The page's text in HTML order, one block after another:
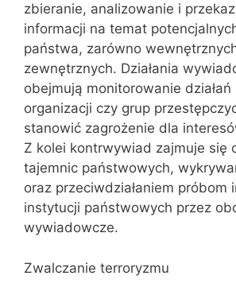
zbieranie, analizowanie i
informacji na temat
państwa, zarówno
zewnętrznych. Działania
obejmują monitorowanie
organizacji czy grup
stanowić zagrożenie dla
Z kolei kontrwywiad zajmuje się
tajemnic państwowych,
oraz przeciwdziałaniem próbom
instytucji państwowych przez
wywiadowcze.
Zwalczanie terroryzmu